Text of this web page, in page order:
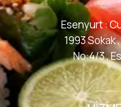
Esenyurt :
1993 Sokak
No:4/3 ,